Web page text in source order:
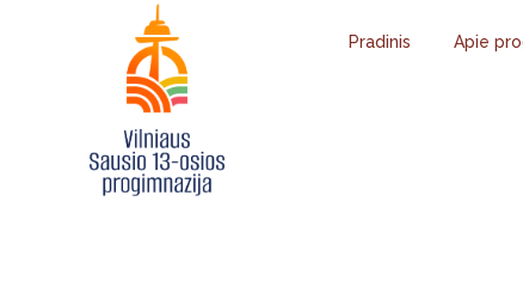
Pradinis Apie
LIETUVOS